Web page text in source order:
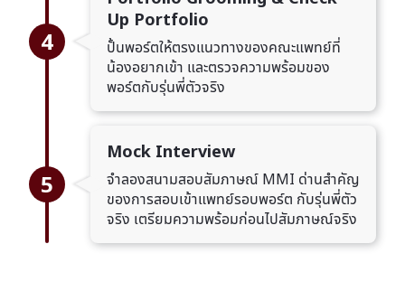
4
Up Portfolio
ปั้นพอร์ตให้ตรงแนวทางของคณะแพทย์ที่
น้องอยากเข้า และตรวจความพร้อมของ
พอร์ตกับรุ่นพี่ตัวจริง
5
Mock Interview
จำลองสนามสอบสัมภาษณ์ MMI ด่านสำคัญ
ของการสอบเข้าแพทย์รอบพอร์ต กับรุ่นพี่ตัว
จริง เตรียมความพร้อมก่อนไปสัมภาษณ์จริง